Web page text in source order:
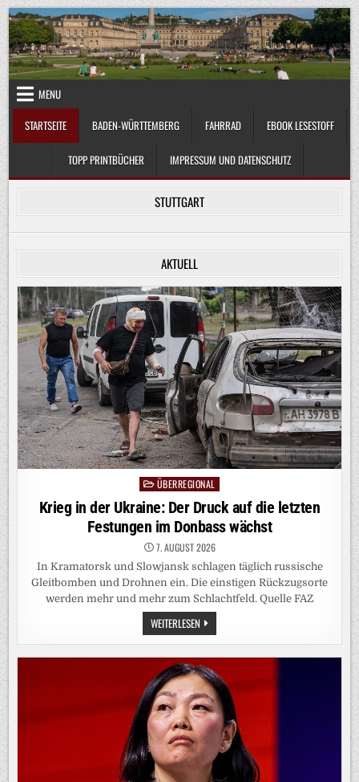
Skip
to
content
MENU
STARTSEITE
BADEN-WÜRTTEMBERG FAHRRAD EBOOK LESESTOFF
TOPP PRINTBÜCHER IMPRESSUM UND DATENSCHUTZ
STUTTGART
AKTUELL
Posted
in
ÜBERREGIONAL
Krieg in der Ukraine: Der Druck auf die letzten
Festungen im Donbass wächst
7. AUGUST 2026
In Kramatorsk und Slowjansk schlagen täglich russische
Gleitbomben und Drohnen ein. Die einstigen Rückzugsorte
werden mehr und mehr zum Schlachtfeld. Quelle FAZ
WEITERLESEN KRIEG
IN
DER
UKRAINE:
DER
DRUCK
AUF
DIE
LETZTEN
FESTUNGEN
IM
DONBASS
WÄCHST